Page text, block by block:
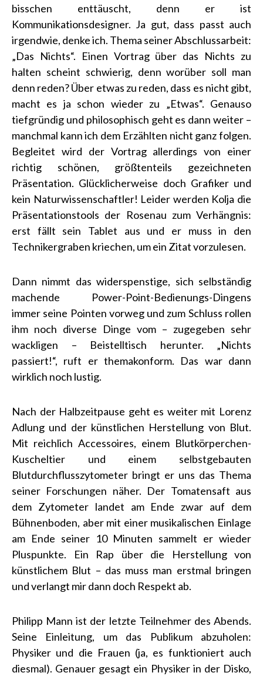
bisschen enttäuscht, denn er ist
Kommunikationsdesigner. Ja gut, dass passt auch
irgendwie, denke ich. Thema seiner Abschlussarbeit:
„Das Nichts“. Einen Vortrag über das Nichts zu
halten scheint schwierig, denn worüber soll man
denn reden? Über etwas zu reden, dass es nicht gibt,
macht es ja schon wieder zu „Etwas“. Genauso
tiefgründig und philosophisch geht es dann weiter –
manchmal kann ich dem Erzählten nicht ganz folgen.
Begleitet wird der Vortrag allerdings von einer
richtig schönen, größtenteils gezeichneten
Präsentation. Glücklicherweise doch Grafiker und
kein Naturwissenschaftler! Leider werden Kolja die
Präsentationstools der Rosenau zum Verhängnis:
erst fällt sein Tablet aus und er muss in den
Technikergraben kriechen, um ein Zitat vorzulesen.
Dann nimmt das widerspenstige, sich selbständig
machende Power-Point-Bedienungs-Dingens
immer seine Pointen vorweg und zum Schluss rollen
ihm noch diverse Dinge vom – zugegeben sehr
wackligen – Beistelltisch herunter. „Nichts
passiert!“, ruft er themakonform. Das war dann
wirklich noch lustig.
Nach der Halbzeitpause geht es weiter mit Lorenz
Adlung und der künstlichen Herstellung von Blut.
Mit reichlich Accessoires, einem Blutkörperchen-
Kuscheltier und einem selbstgebauten
Blutdurchflusszytometer bringt er uns das Thema
seiner Forschungen näher. Der Tomatensaft aus
dem Zytometer landet am Ende zwar auf dem
Bühnenboden, aber mit einer musikalischen Einlage
am Ende seiner 10 Minuten sammelt er wieder
Pluspunkte. Ein Rap über die Herstellung von
künstlichem Blut – das muss man erstmal bringen
und verlangt mir dann doch Respekt ab.
Philipp Mann ist der letzte Teilnehmer des Abends.
Seine Einleitung, um das Publikum abzuholen:
Physiker und die Frauen (ja, es funktioniert auch
diesmal). Genauer gesagt ein Physiker in der Disko,